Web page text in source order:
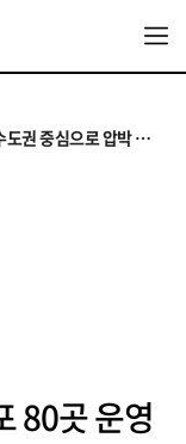
중심으로 압박 커져
투법 불확실성 해법은
과 상식'으로
80곳 운영